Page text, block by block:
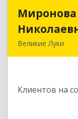
Великие Луки
Клиентов на